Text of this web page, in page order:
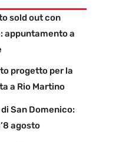
sold out con
appuntamento a
progetto per la
a Rio Martino
San Domenico:
agosto